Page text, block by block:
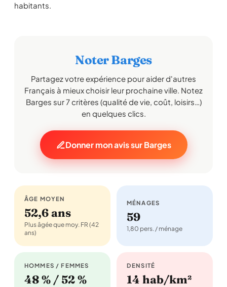
habitants.
Noter Barges
Partagez votre expérience pour aider d'autres
Français à mieux choisir leur prochaine ville. Notez
Barges sur 7 critères (qualité de vie, coût, loisirs…)
en quelques clics.
Donner mon avis sur Barges
ÂGE MOYEN
52,6 ans
Plus âgée que moy. FR (42
ans)
MÉNAGES
59
1,80 pers. / ménage
HOMMES / FEMMES
48 % / 52 %
DENSITÉ
14 hab/km²